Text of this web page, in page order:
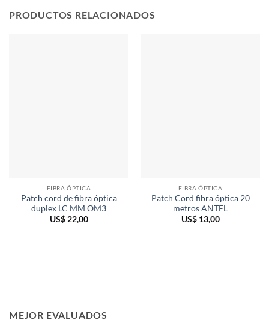
PRODUCTOS RELACIONADOS
FIBRA ÓPTICA
Patch cord de fibra óptica
duplex LC MM OM3
US$22,00
FIBRA ÓPTICA
Patch Cord fibra óptica 20
metros ANTEL
US$13,00
MEJOR EVALUADOS